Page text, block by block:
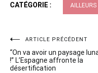
CATÉGORIE : AILLEURS
Navigation
de
ARTICLE PRÉCÉDENT
“On va avoir un paysage
!” L’Espagne affronte la
désertification